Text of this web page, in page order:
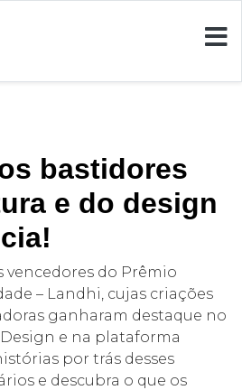
bastidores
e do design
vencedores do Prêmio
– Landhi, cujas criações
ganharam destaque no
e na plataforma
por trás desses
e descubra o que os